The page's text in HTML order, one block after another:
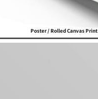
Poster / Rolled Canvas Print